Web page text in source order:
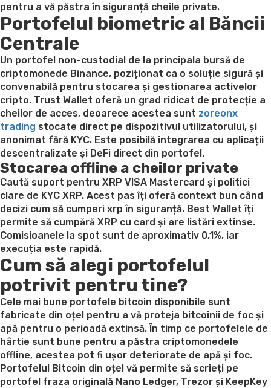
pentru a vă păstra în siguranță cheile private.
Portofelul biometric al Băncii
Centrale
Un portofel non-custodial de la principala bursă de
criptomonede Binance, poziționat ca o soluție sigură și
convenabilă pentru stocarea și gestionarea activelor
cripto. Trust Wallet oferă un grad ridicat de protecție a
cheilor de acces, deoarece acestea sunt zoreonx
trading stocate direct pe dispozitivul utilizatorului, și
anonimat fără KYC. Este posibilă integrarea cu aplicații
descentralizate și DeFi direct din portofel.
Stocarea offline a cheilor private
Caută suport pentru XRP VISA Mastercard și politici
clare de KYC XRP. Acest pas îți oferă context bun când
decizi cum să cumperi xrp în siguranță. Best Wallet îți
permite să cumpără XRP cu card și are listări extinse.
Comisioanele la spot sunt de aproximativ 0,1%, iar
execuția este rapidă.
Cum să alegi portofelul
potrivit pentru tine?
Cele mai bune portofele bitcoin disponibile sunt
fabricate din oțel pentru a vă proteja bitcoinii de foc și
apă pentru o perioadă extinsă. În timp ce portofelele de
hârtie sunt bune pentru a păstra criptomonedele
offline, acestea pot fi ușor deteriorate de apă și foc.
Portofelul Bitcoin din oțel vă permite să scrieți pe
portofel fraza originală Nano Ledger, Trezor și KeepKey